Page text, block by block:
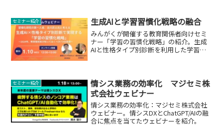
セミナー紹介 生成AIと学習習慣化戦略の融合
みんがくが開催する教育関係者向けセミ
ナー「学習の習慣化戦略」の紹介。生成
AIと性格タイプ別診断を利用した学習習
セミナー紹介
情シス業務の効率化 マジセミ株
式会社ウェビナー
情シス業務の効率化：マジセミ株式会社
ウェビナー。情シスDXとChatGPT/AIの融
合に焦点を当てたウェビナーを紹介。